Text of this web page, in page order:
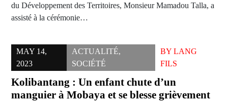
du Développement des Territoires, Monsieur Mamadou Talla, a
assisté à la cérémonie…
MAY 14,
2023
ACTUALITÉ,
SOCIÉTÉ
BYLANG
FILS
Kolibantang : Un enfant chute d’un
manguier à Mobaya et se blesse grièvement